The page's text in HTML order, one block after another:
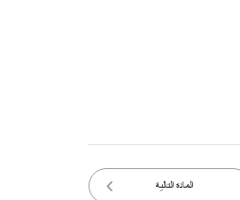
المادة التالية